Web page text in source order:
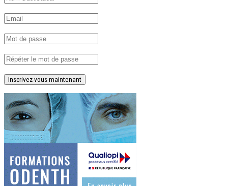
Inscrivez-vous maintenant